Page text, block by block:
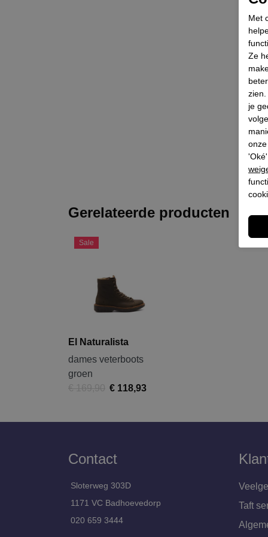
Gerelateerde producten
Sale
El Naturalista
dames veterboots
groen
€ 118,93
Contact
Sloterweg 303D
1171 VC Badhoevedorp
020 659 3444
Taft
Met
Ze
je